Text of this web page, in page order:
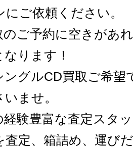
ご依頼ください。
のご予約に空きがあ
ります！
ングルCD買取ご希望
ませ。
経験豊富な査定スタ
査定、箱詰め、運び